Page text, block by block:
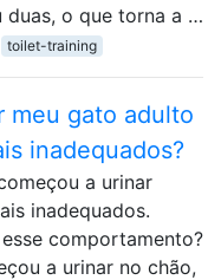
duas, o que torna a …
toilet-training
meu gato adulto
inadequados?
a urinar
inadequados.
comportamento?
a urinar no chão,